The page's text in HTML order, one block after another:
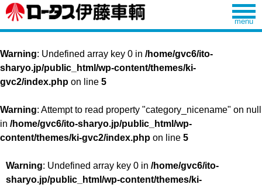
Warning: Undefined array key 0 in /home/gvc6/ito-
sharyo.jp/public_html/wp-content/themes/ki-
gvc2/index.php on line 5
Warning: Attempt to read property "category_nicename" on null
in /home/gvc6/ito-sharyo.jp/public_html/wp-
content/themes/ki-gvc2/index.php on line 5
Warning: Undefined array key 0 in /home/gvc6/ito-
sharyo.jp/public_html/wp-content/themes/ki-